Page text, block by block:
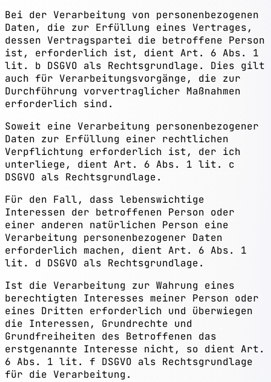
Bei der Verarbeitung von personenbezogenen
Daten, die zur Erfüllung eines Vertrages,
dessen Vertragspartei die betroffene Person
ist, erforderlich ist, dient Art. 6 Abs. 1
lit. b DSGVO als Rechtsgrundlage. Dies gilt
auch für Verarbeitungsvorgänge, die zur
Durchführung vorvertraglicher Maßnahmen
erforderlich sind.
Soweit eine Verarbeitung personenbezogener
Daten zur Erfüllung einer rechtlichen
Verpflichtung erforderlich ist, der ich
unterliege, dient Art. 6 Abs. 1 lit. c
DSGVO als Rechtsgrundlage.
Für den Fall, dass lebenswichtige
Interessen der betroffenen Person oder
einer anderen natürlichen Person eine
Verarbeitung personenbezogener Daten
erforderlich machen, dient Art. 6 Abs. 1
lit. d DSGVO als Rechtsgrundlage.
Ist die Verarbeitung zur Wahrung eines
berechtigten Interesses meiner Person oder
eines Dritten erforderlich und überwiegen
die Interessen, Grundrechte und
Grundfreiheiten des Betroffenen das
erstgenannte Interesse nicht, so dient Art.
6 Abs. 1 lit. f DSGVO als Rechtsgrundlage
für die Verarbeitung.